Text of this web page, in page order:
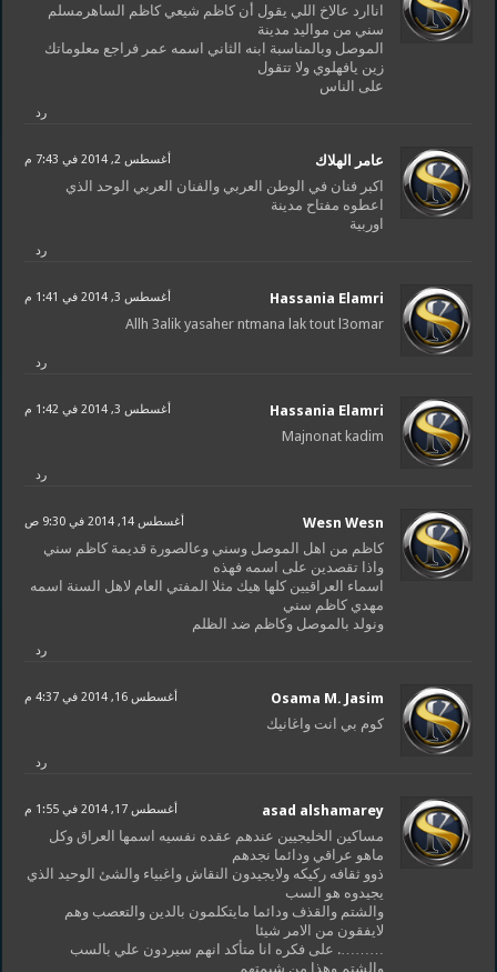
اناارد عالاخ اللي يقول أن كاظم شيعي كاظم الساهرمسلم
سني من مواليد مدينة
الموصل وبالمناسبة ابنه الثاني اسمه عمر فراجع معلوماتك
زين يافهلوي ولا تتقول
على الناس
رد
عامر الهلاك أغسطس 2, 2014 في 7:43 م
اكبر فنان في الوطن العربي والفنان العربي الوحد الذي
اعطوه مفتاح مدينة
اوربية
رد
Hassania Elamri أغسطس 3, 2014 في 1:41 م
Allh 3alik yasaher ntmana lak tout l3omar
رد
Hassania Elamri أغسطس 3, 2014 في 1:42 م
Majnonat kadim
رد
Wesn Wesn أغسطس 14, 2014 في 9:30 ص
كاظم من اهل الموصل وسني وعالصورة قديمة كاظم سني
واذا تقصدين على اسمه فهذه
اسماء العراقيين كلها هيك مثلا المفتي العام لاهل السنة اسمه
مهدي كاظم سني
ونولد بالموصل وكاظم ضد الظلم
رد
Osama M. Jasim أغسطس 16, 2014 في 4:37 م
كوم بي انت واغانيك
رد
asad alshamarey أغسطس 17, 2014 في 1:55 م
مساكين الخليجيين عندهم عقده نفسيه اسمها العراق وكل
ماهو عراقي ودائما نجدهم
ذوو ثقافه ركيكه ولايجيدون النقاش واغبياء والشئ الوحيد الذي
يجيدوه هو السب
والشتم والقذف ودائما مايتكلمون بالدين والتعصب وهم
لايفقون من الامر شيئا
………. على فكره انا متأكد انهم سيردون علي بالسب
والشتم وهذا من شيمتهم